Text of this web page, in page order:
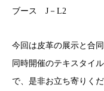
ブース J－L2
今回は皮革の展示と合
同時開催のテキスタイ
で、是非お立ち寄りくだ